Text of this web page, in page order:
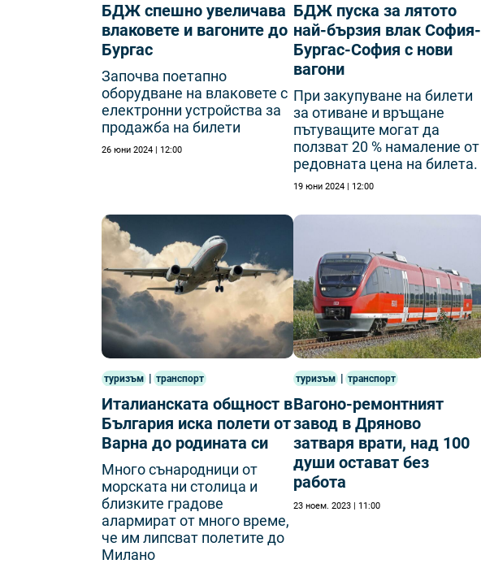
БДЖ спешно увеличава
влаковете и вагоните до
Бургас
Започва поетапно
оборудване на влаковете с
електронни устройства за
продажба на билети
26 юни 2024 | 12:00
БДЖ пуска за лятото
най-бързия влак София-
Бургас-София с нови
вагони
При закупуване на билети
за отиване и връщане
пътуващите могат да
ползват 20 % намаление от
редовната цена на билета.
19 юни 2024 | 12:00
туризъм | транспорт
Италианската общност в
България иска полети от
Варна до родината си
Много сънародници от
морската ни столица и
близките градове
алармират от много време,
че им липсват полетите до
Милано
туризъм | транспорт
Вагоно-ремонтният
завод в Дряново
затваря врати, над 100
души остават без
работа
23 ноем. 2023 | 11:00